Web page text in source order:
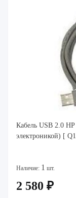
Кабель USB 2.0
электроникой) [
Наличие: 1 шт.
2 580 ₽